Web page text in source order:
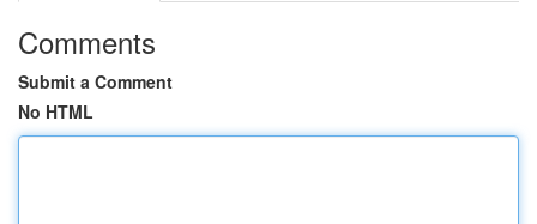
Comments
Submit a Comment
No HTML